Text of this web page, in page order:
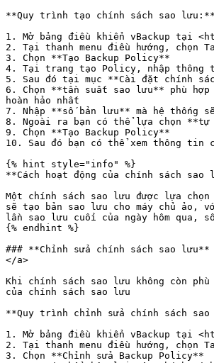
**Quy trình tạo chính sách sao lưu:**
1. Mở bảng điều khiển vBackup tại
2. Tại thanh menu điều hướng, chọn
3. Chọn **Tạo Backup Policy**
4. Tại trang tạo Policy, nhập thông
5. Sau đó tại mục **Cài đặt chính
6. Chọn **tần suất sao lưu** phù hợp
hoàn hảo nhất
7. Nhập **số bản lưu** mà hệ thống
8. Ngoài ra bạn có thể lựa chọn **tự
9. Chọn **Tạo Backup Policy**
10. Sau đó bạn có thể xem thông tin
{% hint style="info" %}
**Cách hoạt động của chính sách sao
Một chính sách sao lưu được lựa
sẽ tạo bản sao lưu cho máy chủ ảo,
lần sao lưu cuối của ngày hôm qua,
{% endhint %}
### **Chỉnh sửa chính sách sao lưu**
</a>
Khi chính sách sao lưu không còn
của chính sách sao lưu
**Quy trình chỉnh sửa chính sách
1. Mở bảng điều khiển vBackup tại
2. Tại thanh menu điều hướng, chọn
3. Chọn **Chỉnh sửa Backup Policy**